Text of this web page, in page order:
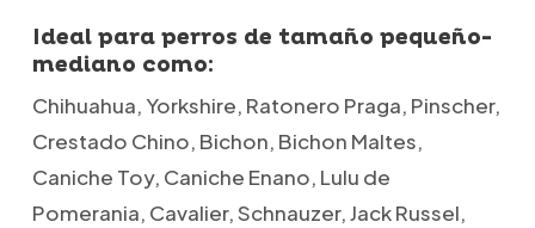
Ideal para perros de tamaño pequeño-
mediano como:
Chihuahua, Yorkshire, Ratonero Praga, Pinscher,
Crestado Chino, Bichon, Bichon Maltes,
Caniche Toy, Caniche Enano, Lulu de
Pomerania, Cavalier, Schnauzer, Jack Russel,